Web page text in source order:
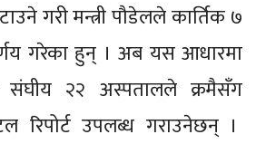
गरी मन्त्री पौडेलले कार्तिक ७
गरेका हुन् । अब यस आधारमा
संघीय २२ अस्पतालले क्रमैसँग
रिपोर्ट उपलब्ध गराउनेछन् ।